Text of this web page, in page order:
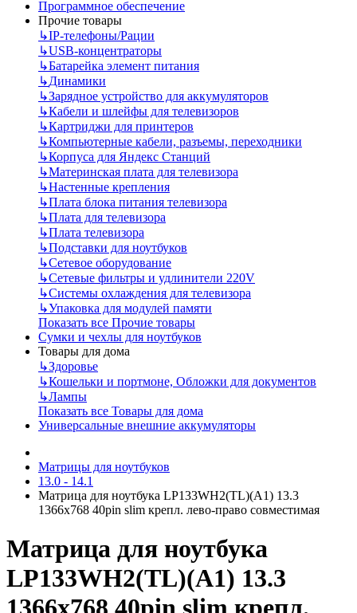
Программное обеспечение
Прочие товары
↳IP‑телефоны/Рации
↳USB-концентраторы
↳Батарейка элемент питания
↳Динамики
↳Зарядное устройство для аккумуляторов
↳Кабели и шлейфы для телевизоров
↳Картриджи для принтеров
↳Компьютерные кабели, разъемы, переходники
↳Корпуса для Яндекс Станций
↳Материнская плата для телевизора
↳Настенные крепления
↳Плата блока питания телевизора
↳Плата для телевизора
↳Плата телевизора
↳Подставки для ноутбуков
↳Сетевое оборудование
↳Сетевые фильтры и удлинители 220V
↳Системы охлаждения для телевизора
↳Упаковка для модулей памяти
Показать все Прочие товары
Сумки и чехлы для ноутбуков
Товары для дома
↳Здоровье
↳Кошельки и портмоне, Обложки для документов
↳Лампы
Показать все Товары для дома
Универсальные внешние аккумуляторы
Матрицы для ноутбуков
13.0 - 14.1
Матрица для ноутбука LP133WH2(TL)(A1) 13.3
1366x768 40pin slim крепл. лево-право cовместимая
Матрица для ноутбука
LP133WH2(TL)(A1) 13.3